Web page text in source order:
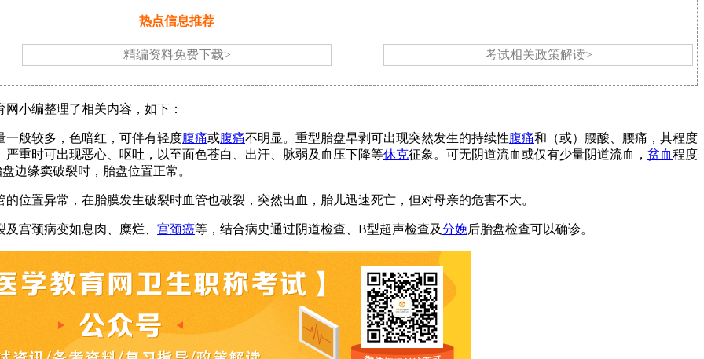
热点信息推荐
精编资料免费下载> 考试相关政策解读>
小编整理了相关内容，如下：
一般较多，色暗红，可伴有轻度腹痛或腹痛不明显。重型胎盘早剥可出现突然发生的持续性腹痛和（或）腰酸、腰痛，其程度
重时可出现恶心、呕吐，以至面色苍白、出汗、脉弱及血压下降等休克征象。可无阴道流血或仅有少量阴道流血， 贫血程度
边缘窦破裂时，胎盘位置正常。
位置异常，在胎膜发生破裂时血管也破裂，突然出血，胎儿迅速死亡，但对母亲的危害不大。
宫颈病变如息肉、糜烂、 宫颈癌等，结合病史通过阴道检查、B型超声检查及分娩后胎盘检查可以确诊。